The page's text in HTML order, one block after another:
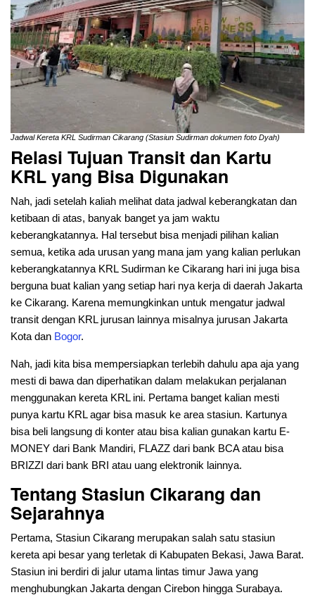
Jadwal Kereta KRL Sudirman Cikarang (Stasiun Sudirman dokumen foto Dyah)
Relasi Tujuan Transit dan Kartu
KRL yang Bisa Digunakan
Nah, jadi setelah kaliah melihat data jadwal keberangkatan dan
ketibaan di atas, banyak banget ya jam waktu
keberangkatannya. Hal tersebut bisa menjadi pilihan kalian
semua, ketika ada urusan yang mana jam yang kalian perlukan
keberangkatannya KRL Sudirman ke Cikarang hari ini juga bisa
berguna buat kalian yang setiap hari nya kerja di daerah Jakarta
ke Cikarang. Karena memungkinkan untuk mengatur jadwal
transit dengan KRL jurusan lainnya misalnya jurusan Jakarta
Kota dan Bogor.
Nah, jadi kita bisa mempersiapkan terlebih dahulu apa aja yang
mesti di bawa dan diperhatikan dalam melakukan perjalanan
menggunakan kereta KRL ini. Pertama banget kalian mesti
punya kartu KRL agar bisa masuk ke area stasiun. Kartunya
bisa beli langsung di konter atau bisa kalian gunakan kartu E-
MONEY dari Bank Mandiri, FLAZZ dari bank BCA atau bisa
BRIZZI dari bank BRI atau uang elektronik lainnya.
Tentang Stasiun Cikarang dan
Sejarahnya
Pertama, Stasiun Cikarang merupakan salah satu stasiun
kereta api besar yang terletak di Kabupaten Bekasi, Jawa Barat.
Stasiun ini berdiri di jalur utama lintas timur Jawa yang
menghubungkan Jakarta dengan Cirebon hingga Surabaya.